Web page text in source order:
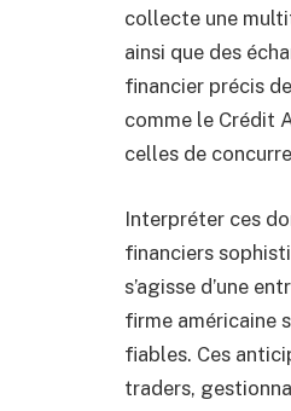
collecte une
ainsi que des
financier précis
comme le Crédit
celles de
Interpréter ces
financiers
s’agisse d’une
firme américaine
fiables. Ces
traders,